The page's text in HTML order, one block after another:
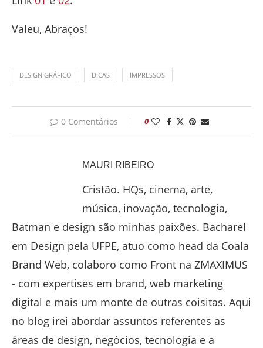
Valeu, Abraços!
DESIGN GRÁFICO DICAS IMPRESSOS
0 Comentários 0
MAURI RIBEIRO
Cristão. HQs, cinema, arte,
música, inovação, tecnologia,
Batman e design são minhas paixões. Bacharel
em Design pela UFPE, atuo como head da Coala
Brand Web, colaboro como Front na ZMAXIMUS
- com expertises em brand, web marketing
digital e mais um monte de outras coisitas. Aqui
no blog irei abordar assuntos referentes as
áreas de design, negócios, tecnologia e a